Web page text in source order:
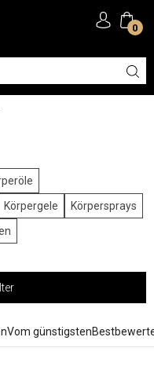
0
Körpergele
Körpersprays
Vom günstigsten